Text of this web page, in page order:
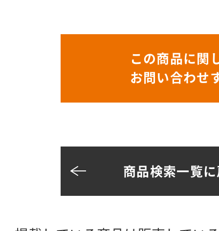
この商品に関
お問い合わせ
商品検索一覧